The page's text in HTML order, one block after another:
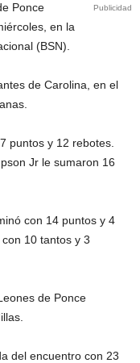
Publicidad
Ponce
en la
(BSN).
de Carolina, en el
puntos y 12 rebotes.
Jr le sumaron 16
con 14 puntos y 4
10 tantos y 3
de Ponce
del encuentro con 23